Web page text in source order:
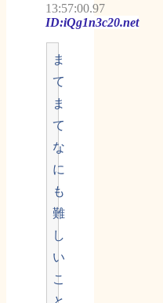
13:57:00.97
ID:iQg1n3c20.net
ま
て
ま
て
な
に
も
難
し
い
こ